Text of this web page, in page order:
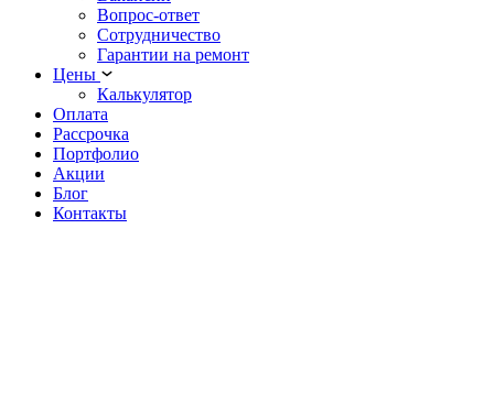
Вопрос-ответ
Сотрудничество
Гарантии на ремонт
Цены
Калькулятор
Оплата
Рассрочка
Портфолио
Акции
Блог
Контакты